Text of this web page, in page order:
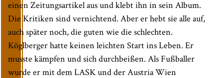
einen Zeitungsartikel aus und klebt ihn in sein Album.
Die Kritiken sind vernichtend. Aber er hebt sie alle auf,
auch später noch, die guten wie die schlechten.
Köglberger hatte keinen leichten Start ins Leben. Er
musste kämpfen und sich durchbeißen. Als Fußballer
wurde er mit dem LASK und der Austria Wien